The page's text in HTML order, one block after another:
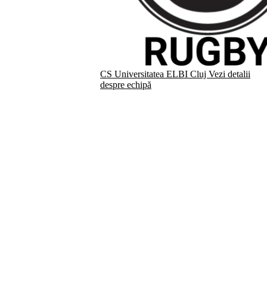
CS Universitatea ELBI Cluj Vezi detalii
despre echipă